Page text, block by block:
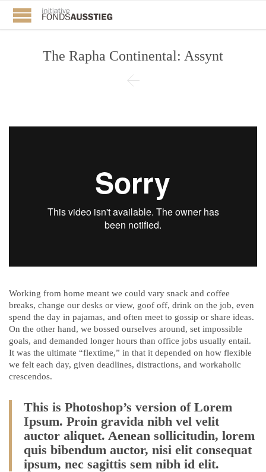
The Rapha Continental: Assynt

Working from home meant we could vary snack and coffee
breaks, change our desks or view, goof off, drink on the job, even
spend the day in pajamas, and often meet to gossip or share ideas.
On the other hand, we bossed ourselves around, set impossible
goals, and demanded longer hours than office jobs usually entail.
It was the ultimate “flextime,” in that it depended on how flexible
we felt each day, given deadlines, distractions, and workaholic
crescendos.
This is Photoshop’s version of Lorem
Ipsum. Proin gravida nibh vel velit
auctor aliquet. Aenean sollicitudin, lorem
quis bibendum auctor, nisi elit consequat
ipsum, nec sagittis sem nibh id elit.